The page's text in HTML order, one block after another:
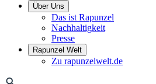
Über Uns
Das ist Rapunzel
Nachhaltigkeit
Presse
Rapunzel Welt
Zu rapunzelwelt.de